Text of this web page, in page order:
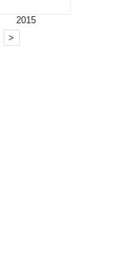
2015
>